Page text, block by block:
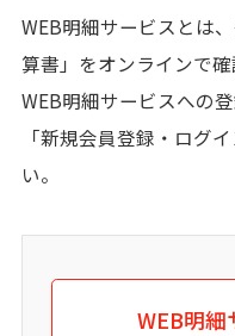
WEB明細サービスとは
算書」をオンラインで確
WEB明細サービスへの
「新規会員登録・ログ
い。
WEB明細